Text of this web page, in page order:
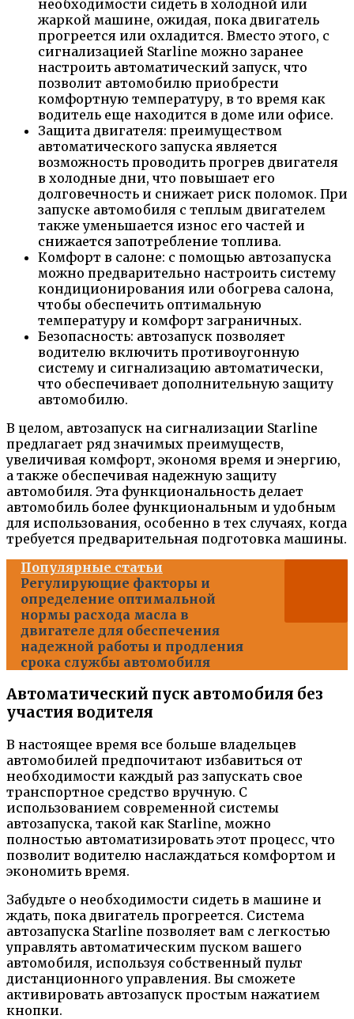
необходимости сидеть в холодной или
жаркой машине, ожидая, пока двигатель
прогреется или охладится. Вместо этого, с
сигнализацией Starline можно заранее
настроить автоматический запуск, что
позволит автомобилю приобрести
комфортную температуру, в то время как
водитель еще находится в доме или офисе.
Защита двигателя: преимуществом
автоматического запуска является
возможность проводить прогрев двигателя
в холодные дни, что повышает его
долговечность и снижает риск поломок. При
запуске автомобиля с теплым двигателем
также уменьшается износ его частей и
снижается запотребление топлива.
Комфорт в салоне: с помощью автозапуска
можно предварительно настроить систему
кондиционирования или обогрева салона,
чтобы обеспечить оптимальную
температуру и комфорт заграничных.
Безопасность: автозапуск позволяет
водителю включить противоугонную
систему и сигнализацию автоматически,
что обеспечивает дополнительную защиту
автомобилю.
В целом, автозапуск на сигнализации Starline
предлагает ряд значимых преимуществ,
увеличивая комфорт, экономя время и энергию,
а также обеспечивая надежную защиту
автомобиля. Эта функциональность делает
автомобиль более функциональным и удобным
для использования, особенно в тех случаях, когда
требуется предварительная подготовка машины.
Популярные статьи
Регулирующие факторы и
определение оптимальной
нормы расхода масла в
двигателе для обеспечения
надежной работы и продления
срока службы автомобиля
Автоматический пуск автомобиля без
участия водителя
В настоящее время все больше владельцев
автомобилей предпочитают избавиться от
необходимости каждый раз запускать свое
транспортное средство вручную. С
использованием современной системы
автозапуска, такой как Starline, можно
полностью автоматизировать этот процесс, что
позволит водителю наслаждаться комфортом и
экономить время.
Забудьте о необходимости сидеть в машине и
ждать, пока двигатель прогреется. Система
автозапуска Starline позволяет вам с легкостью
управлять автоматическим пуском вашего
автомобиля, используя собственный пульт
дистанционного управления. Вы сможете
активировать автозапуск простым нажатием
кнопки.